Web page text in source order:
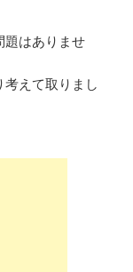
題はありませ
えて取りまし